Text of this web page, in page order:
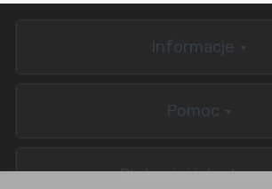
Informacje
Pomoc
Płatności i dostawa